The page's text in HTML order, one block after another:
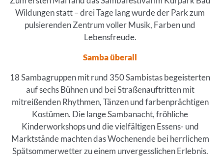
Wildungen statt – drei Tage lang wurde der Park zum
pulsierenden Zentrum voller Musik, Farben und
Lebensfreude.
Samba überall
18 Sambagruppen mit rund 350 Sambistas begeisterten
auf sechs Bühnen und bei Straßenauftritten mit
mitreißenden Rhythmen, Tänzen und farbenprächtigen
Kostümen. Die lange Sambanacht, fröhliche
Kinderworkshops und die vielfältigen Essens- und
Marktstände machten das Wochenende bei herrlichem
Spätsommerwetter zu einem unvergesslichen Erlebnis.